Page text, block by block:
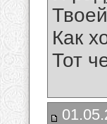
Как
Тот